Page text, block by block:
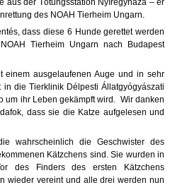
aus der Tötungsstation Nyíregyháza – er
des NOAH Tierheim Ungarn.
dass diese 6 Hunde gerettet werden
Tierheim Ungarn nach Budapest
einem ausgelaufenen Auge und in sehr
in die Tierklinik Délpesti Állatgyógyászati
um ihr Leben gekämpft wird. Wir danken
dass sie die Katze aufgelesen und
wahrscheinlich die Geschwister des
Kätzchens sind. Sie wurden in
des Finders des ersten Kätzchens
wieder vereint und alle drei werden nun